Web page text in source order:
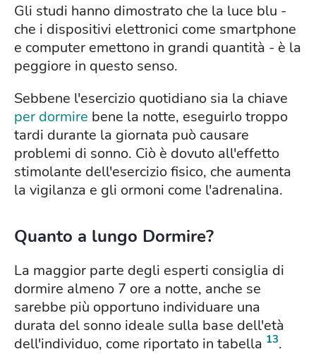
Gli studi hanno dimostrato che la luce blu -
che i dispositivi elettronici come smartphone
e computer emettono in grandi quantità - è la
peggiore in questo senso.
Sebbene l'esercizio quotidiano sia la chiave
per dormire bene la notte, eseguirlo troppo
tardi durante la giornata può causare
problemi di sonno. Ciò è dovuto all'effetto
stimolante dell'esercizio fisico, che aumenta
la vigilanza e gli ormoni come l'adrenalina.
Quanto a lungo Dormire?
La maggior parte degli esperti consiglia di
dormire almeno 7 ore a notte, anche se
sarebbe più opportuno individuare una
durata del sonno ideale sulla base dell'età
dell'individuo, come riportato in tabella 13.